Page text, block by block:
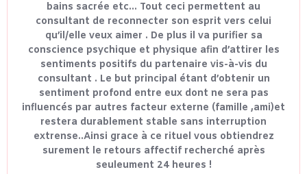
bains sacrée etc... Tout ceci permettent au
consultant de reconnecter son esprit vers celui
qu’il/elle veux aimer . De plus il va purifier sa
conscience psychique et physique afin d’attirer les
sentiments positifs du partenaire vis-à-vis du
consultant . Le but principal étant d’obtenir un
sentiment profond entre eux dont ne sera pas
influencés par autres facteur externe (famille ,ami)et
restera durablement stable sans interruption
extrense..Ainsi grace à ce rituel vous obtiendrez
surement le retours affectif recherché après
seuleument 24 heures !